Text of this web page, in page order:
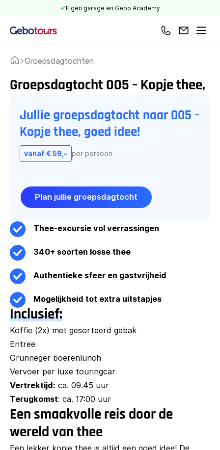
Eigen garage en Gebo Academy
Bel onsMail ons
HomeGroepsdagtochten
Groepsdagtocht 005 – Kopje thee,
Jullie groepsdagtocht naar 005 –
Kopje thee, goed idee!
vanaf € 59,- per persoon
Plan jullie groepsdagtocht
Thee-excursie vol verrassingen
340+ soorten losse thee
Authentieke sfeer en gastvrijheid
Mogelijkheid tot extra uitstapjes
Inclusief:
Koffie (2x) met gesorteerd gebak
Entree
Grunneger boerenlunch
Vervoer per luxe touringcar
Vertrektijd: ca. 09.45 uur
Terugkomst: ca. 17:00 uur
Een smaakvolle reis door de
wereld van thee
Een lekker kopje thee is altijd een goed idee! De